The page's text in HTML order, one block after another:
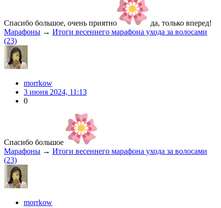
Спасибо большое, очень приятно
да, только вперед!
Марафоны → Итоги весеннего марафона ухода за волосами
(23)
morrkow
3 июня 2024, 11:13
0
Спасибо большое
Марафоны → Итоги весеннего марафона ухода за волосами
(23)
morrkow